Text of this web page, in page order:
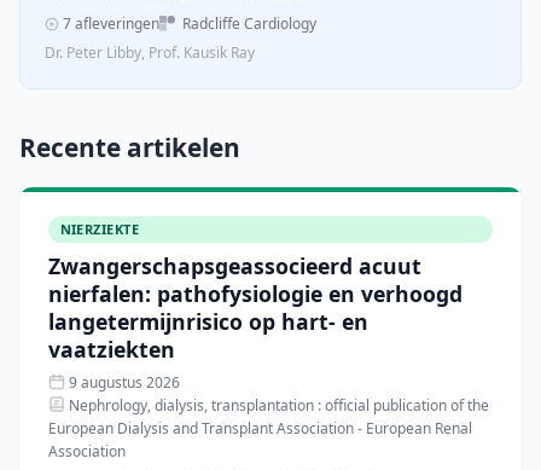
7 afleveringen
Radcliffe Cardiology
Dr. Peter Libby, Prof. Kausik Ray
Recente artikelen
NIERZIEKTE
Zwangerschapsgeassocieerd acuut
nierfalen: pathofysiologie en verhoogd
langetermijnrisico op hart- en
vaatziekten
9 augustus 2026
Nephrology, dialysis, transplantation : official publication of the
European Dialysis and Transplant Association - European Renal
Association